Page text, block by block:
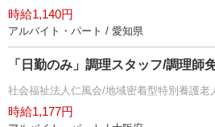
時給1,140円
アルバイト・パート / 愛知県
「日勤のみ」調理スタッフ/調理師
社会福祉法人仁風会/地域密着型特別養護
時給1,177円